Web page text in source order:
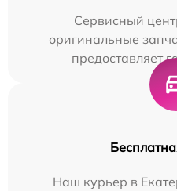
Сервисный
оригинальные
предоставляет
Наш курьер в